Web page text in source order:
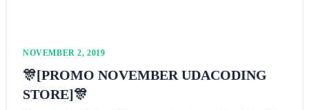
NOVEMBER 2, 2019
🎊[PROMO NOVEMBER UDACODING
STORE]🎊